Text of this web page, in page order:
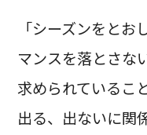
「シーズンをと
マンスを落とさな
求められているこ
出る、出ないに関